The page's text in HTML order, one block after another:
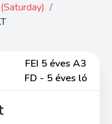
/
FEI 5 éves A3
FD - 5 éves ló